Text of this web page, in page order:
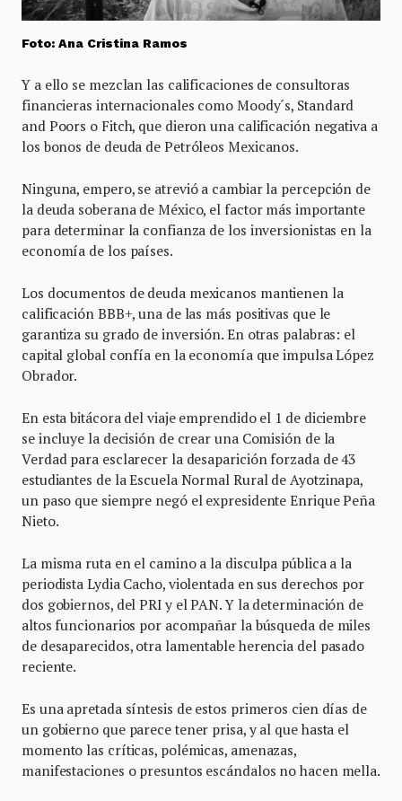
Foto: Ana Cristina Ramos
Y a ello se mezclan las calificaciones de consultoras
financieras internacionales como Moody´s, Standard
and Poors o Fitch, que dieron una calificación negativa a
los bonos de deuda de Petróleos Mexicanos.
Ninguna, empero, se atrevió a cambiar la percepción de
la deuda soberana de México, el factor más importante
para determinar la confianza de los inversionistas en la
economía de los países.
Los documentos de deuda mexicanos mantienen la
calificación BBB+, una de las más positivas que le
garantiza su grado de inversión. En otras palabras: el
capital global confía en la economía que impulsa López
Obrador.
En esta bitácora del viaje emprendido el 1 de diciembre
se incluye la decisión de crear una Comisión de la
Verdad para esclarecer la desaparición forzada de 43
estudiantes de la Escuela Normal Rural de Ayotzinapa,
un paso que siempre negó el expresidente Enrique Peña
Nieto.
La misma ruta en el camino a la disculpa pública a la
periodista Lydia Cacho, violentada en sus derechos por
dos gobiernos, del PRI y el PAN. Y la determinación de
altos funcionarios por acompañar la búsqueda de miles
de desaparecidos, otra lamentable herencia del pasado
reciente.
Es una apretada síntesis de estos primeros cien días de
un gobierno que parece tener prisa, y al que hasta el
momento las críticas, polémicas, amenazas,
manifestaciones o presuntos escándalos no hacen mella.